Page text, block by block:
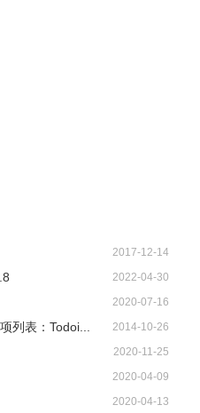
事项
2017-12-14
2022-04-30
2020-07-16
列表：Todoi... 2014-10-26
2020-11-25
2020-04-09
2020-04-13